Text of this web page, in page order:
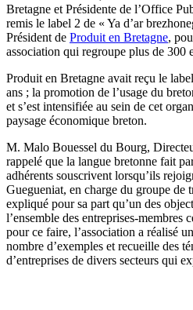
Bretagne et Présidente de l’Office
remis le label 2 de « Ya d’ar
Président de Produit en Bretagne,
association qui regroupe plus de 300
Produit en Bretagne avait reçu le
ans ; la promotion de l’usage du
et s’est intensifiée au sein de cet
paysage économique breton.
M. Malo Bouessel du Bourg,
rappelé que la langue bretonne fait
adhérents souscrivent lorsqu’ils
Guegueniat, en charge du groupe de
expliqué pour sa part qu’un des
l’ensemble des entreprises-membres
pour ce faire, l’association a réalisé
nombre d’exemples et recueille des
d’entreprises de divers secteurs qui